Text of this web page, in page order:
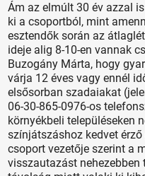
Ám az elmúlt 30 év azzal
ki a csoportból, mint
esztendők során az
ideje alig 8-10-en vannak
Buzogány Márta, hogy
várja 12 éves vagy ennél
elsősorban szadaiakat
06-30-865-0976-os
környékbeli településeken
színjátszáshoz kedvet
csoport vezetője szerint a
visszautazást